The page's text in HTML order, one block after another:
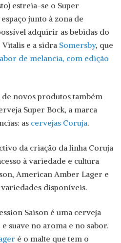
estreia-se o Super
junto à zona de
adquirir as bebidas do
Vitalis e a sidra Somersby, que
de melancia, com edição
novos produtos também
Super Bock, a marca
as cervejas Coruja.
da criação da linha Coruja
à variedade e cultura
American Amber Lager e
variedades disponíveis.
Saison é uma cerveja
suave no aroma e no sabor.
é o malte que tem o